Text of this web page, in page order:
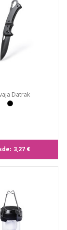
Datrak
3,27 €